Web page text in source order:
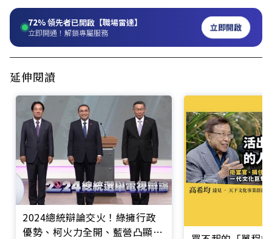
72%領先者已開啟【職場雷達】
立即開通！解鎖專屬服務 立即開啟
延伸閱讀
2024總統辯論交火！綠擁行政
優勢、柯火力全開、藍營凸顯執